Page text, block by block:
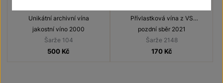
Unikátní archivní vína
jakostní víno 2000
Šarže 104
500 Kč
Přívlastková vína z VS
Lechovice
pozdní sběr 2021
Šarže 2148
170 Kč